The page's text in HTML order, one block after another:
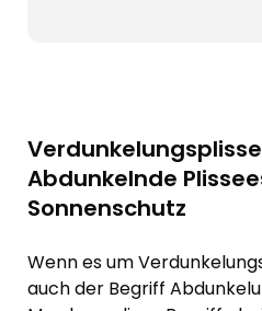
Abdunkelnde
Sonnenschutz
Wenn es um
auch der Begriff